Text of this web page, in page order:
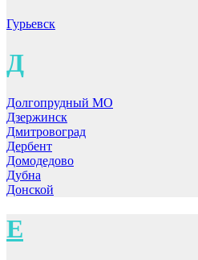
Гурьевск
Д
Долгопрудный МО
Дзержинск
Дмитровоград
Дербент
Домодедово
Дубна
Донской
Е